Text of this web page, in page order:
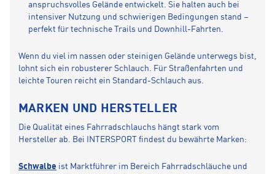
anspruchsvolles Gelände entwickelt. Sie halten auch bei
intensiver Nutzung und schwierigen Bedingungen stand –
perfekt für technische Trails und Downhill-Fahrten.
Wenn du viel im nassen oder steinigen Gelände unterwegs bist,
lohnt sich ein robusterer Schlauch. Für Straßenfahrten und
leichte Touren reicht ein Standard-Schlauch aus.
MARKEN UND HERSTELLER
Die Qualität eines Fahrradschlauchs hängt stark vom
Hersteller ab. Bei INTERSPORT findest du bewährte Marken:
Schwalbe ist Marktführer im Bereich Fahrradschläuche und